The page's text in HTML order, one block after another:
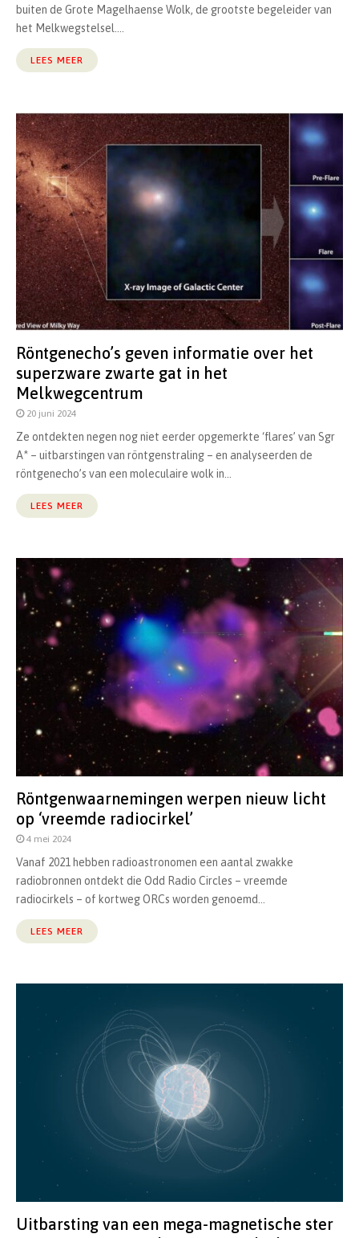
buiten de Grote Magelhaense Wolk, de grootste begeleider van
het Melkwegstelsel....
LEES MEER
Röntgenecho’s geven informatie over het
superzware zwarte gat in het
Melkwegcentrum
20 juni 2024
Ze ontdekten negen nog niet eerder opgemerkte ‘flares’ van Sgr
A* – uitbarstingen van röntgenstraling – en analyseerden de
röntgenecho’s van een moleculaire wolk in...
LEES MEER
Röntgenwaarnemingen werpen nieuw licht
op ‘vreemde radiocirkel’
4 mei 2024
Vanaf 2021 hebben radioastronomen een aantal zwakke
radiobronnen ontdekt die Odd Radio Circles – vreemde
radiocirkels – of kortweg ORCs worden genoemd...
LEES MEER
Uitbarsting van een mega-magnetische ster